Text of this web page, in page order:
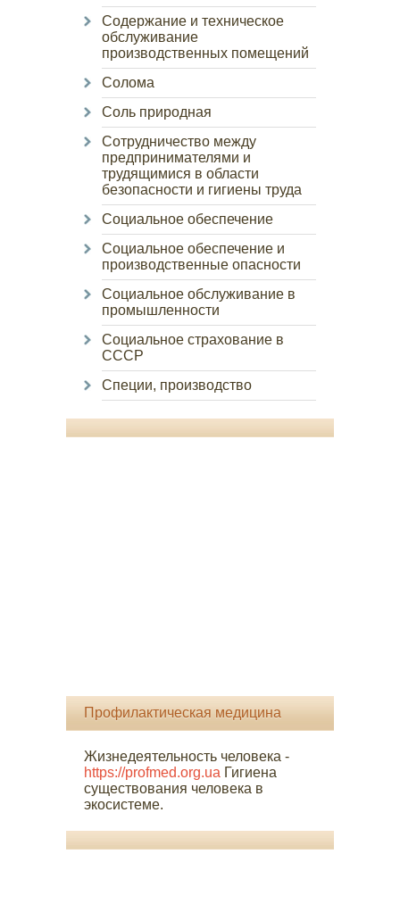
Содержание и техническое
обслуживание
производственных помещений
Солома
Соль природная
Сотрудничество между
предпринимателями и
трудящимися в области
безопасности и гигиены труда
Социальное обеспечение
Социальное обеспечение и
производственные опасности
Социальное обслуживание в
промышленности
Социальное страхование в
СССР
Специи, производство
Профилактическая медицина
Жизнедеятельность человека -
https://profmed.org.ua Гигиена
существования человека в
экосистеме.